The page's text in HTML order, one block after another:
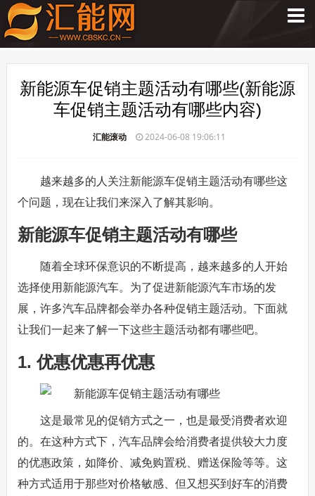
新能源车促销主题活动有哪些(新能源
车促销主题活动有哪些内容)
汇能滚动 2024-06-08 19:06:11
越来越多的人关注新能源车促销主题活动有哪些这
个问题，现在让我们来深入了解其影响。
新能源车促销主题活动有哪些
随着全球环保意识的不断提高，越来越多的人开始
选择使用新能源汽车。为了促进新能源汽车市场的发
展，许多汽车品牌都会举办各种促销主题活动。下面就
让我们一起来了解一下这些主题活动都有哪些吧。
1. 优惠优惠再优惠
这是最常见的促销方式之一，也是最受消费者欢迎
的。在这种方式下，汽车品牌会给消费者提供较大力度
的优惠政策，如降价、减免购置税、赠送保险等等。这
种方式适用于那些对价格敏感、但又想买到好车的消费